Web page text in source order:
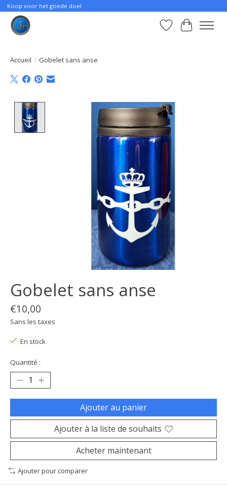
Koop voor het goede doel
Liste dePanier
Accueil / Gobelet sans anse
Product image slideshow Items
Gobelet sans anse
€10,00
Sans les taxes
En stock
Quantité :
Ajouter au panier
Ajouter à la liste de souhaits
Acheter maintenant
Ajouter pour comparer